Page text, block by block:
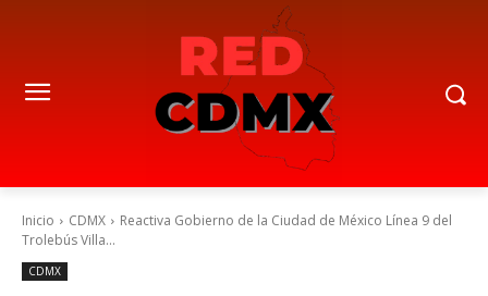
Inicio CDMX
Reactiva Gobierno de la Ciudad de México Línea 9 del
Trolebús Villa...
CDMX